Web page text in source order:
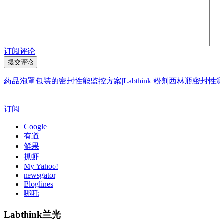
订阅评论
药品泡罩包装的密封性能监控方案|Labthink 粉剂西林瓶密封
订阅
Google
有道
鲜果
抓虾
My Yahoo!
newsgator
Bloglines
哪吒
Labthink兰光